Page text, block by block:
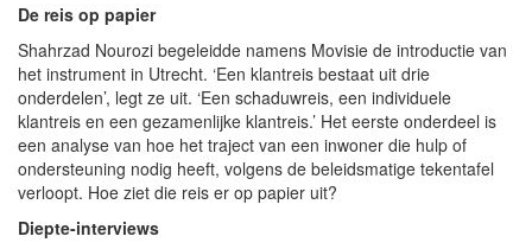
De reis op papier
Shahrzad Nourozi begeleidde namens Movisie de introductie van
het instrument in Utrecht. ‘Een klantreis bestaat uit drie
onderdelen’, legt ze uit. ‘Een schaduwreis, een individuele
klantreis en een gezamenlijke klantreis.’ Het eerste onderdeel is
een analyse van hoe het traject van een inwoner die hulp of
ondersteuning nodig heeft, volgens de beleidsmatige tekentafel
verloopt. Hoe ziet die reis er op papier uit?
Diepte-interviews